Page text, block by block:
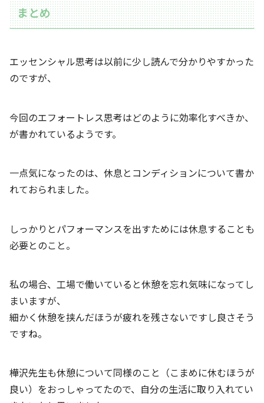
まとめ
エッセンシャル思考は以前に少し読んで分かりやすかった
のですが、
今回のエフォートレス思考はどのように効率化すべきか、
が書かれているようです。
一点気になったのは、休息とコンディションについて書か
れておられました。
しっかりとパフォーマンスを出すためには休息することも
必要とのこと。
私の場合、工場で働いていると休憩を忘れ気味になってし
まいますが、
細かく休憩を挟んだほうが疲れを残さないですし良さそう
ですね。
樺沢先生も休憩について同様のこと（こまめに休むほうが
良い）をおっしゃってたので、自分の生活に取り入れてい